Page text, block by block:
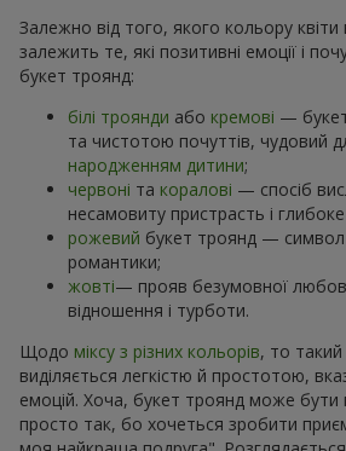
Залежно від того, якого кольору квіти
залежить те, які позитивні емоції і
букет троянд:
білі троянди або кремові —
та чистотою почуттів, чудовий
народженням дитини;
червоні та коралові — спосіб
несамовиту пристрасть і
рожевий букет троянд — символ
романтики;
жовті— прояв безумовної
відношення і турботи.
Щодо міксу з різних кольорів, то
виділяється легкістю й простотою,
емоцій. Хоча, букет троянд може бути
просто так, бо хочеться зробити